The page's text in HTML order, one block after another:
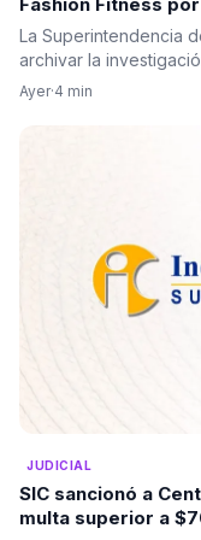
La Superintendencia
archivar la
Ayer·4 min
JUDICIAL
SIC sancionó a
multa superior a